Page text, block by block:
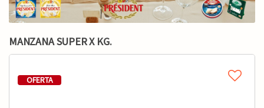
r
:
MANZANA SUPER X KG.
OFERTA